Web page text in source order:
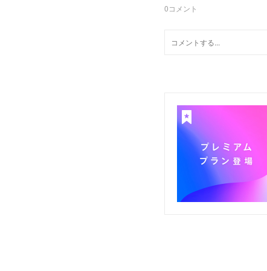
0コメント